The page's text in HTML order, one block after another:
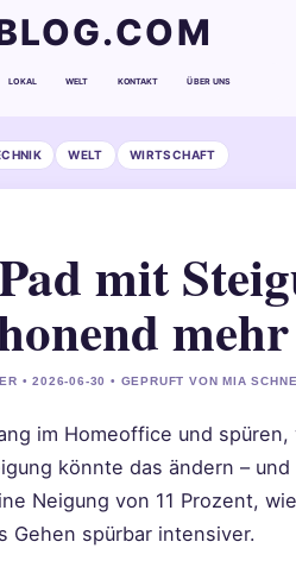
LOKAL WELT KONTAKT ÜBER UNS
WELT WIRTSCHAFT
mit
• 2026-06-30 • GEPRUFT VON MIA
im Homeoffice und
könnte das ändern –
Neigung von 11 Prozent,
Gehen spürbar intensiver.